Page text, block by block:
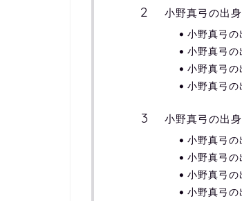
小野真弓の出
小野真弓の
小野真弓の
小野真弓の
小野真弓の
小野真弓の出
小野真弓の
小野真弓の
小野真弓の
小野真弓の